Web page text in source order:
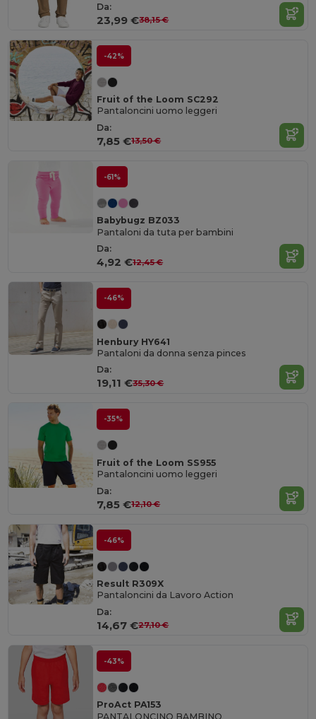
Da:
23,99 €38,15 €
-42%
Fruit of the Loom SC292
Pantaloncini uomo leggeri
Da:
7,85 €13,50 €
-61%
Babybugz BZ033
Pantaloni da tuta per bambini
Da:
4,92 €12,45 €
-46%
Henbury HY641
Pantaloni da donna senza pinces
Da:
19,11 €35,30 €
-35%
Fruit of the Loom SS955
Pantaloncini uomo leggeri
Da:
7,85 €12,10 €
-46%
Result R309X
Pantaloncini da Lavoro Action
Da:
14,67 €27,10 €
-43%
ProAct PA153
PANTALONCINO BAMBINO